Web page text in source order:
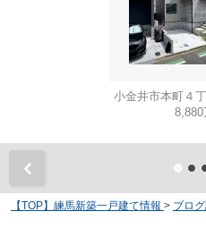
小金井市本町４
8,880
【TOP】練馬新築一戸建て情報 > ブロ